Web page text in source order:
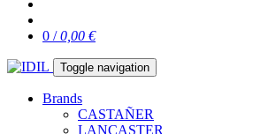
0 /0,00 €
Toggle navigation
Brands
CASTAÑER
LANCASTER